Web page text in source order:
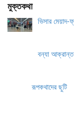
মুক্তকথা
ভিসার মেয়াদ-
বন্যা
রূপকথাদের ছুটি